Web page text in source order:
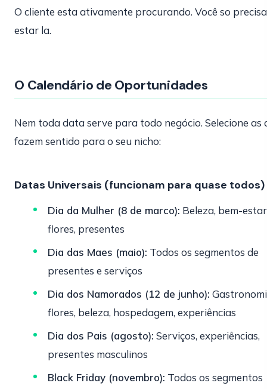
O cliente esta ativamente procurando. Você so precisa
estar la.
O Calendário de Oportunidades
Nem toda data serve para todo negócio. Selecione as
fazem sentido para o seu nicho:
Datas Universais (funcionam para quase todos)
Dia da Mulher (8 de marco): Beleza, bem-
flores, presentes
Dia das Maes (maio): Todos os segmentos de
presentes e serviços
Dia dos Namorados (12 de junho):
flores, beleza, hospedagem, experiências
Dia dos Pais (agosto): Serviços, experiências,
presentes masculinos
Black Friday (novembro): Todos os segmentos